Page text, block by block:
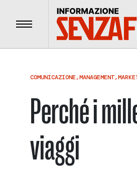
Menu
COMUNICAZIONE,MANAGEMENT,
Perché i
viaggi